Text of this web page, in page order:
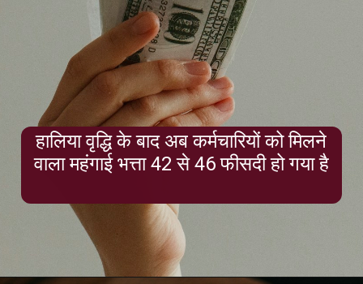
हालिया वृद्धि के बाद अब कर्मचारियों को मिलने
वाला महंगाई भत्ता 42 से 46 फीसदी हो गया है